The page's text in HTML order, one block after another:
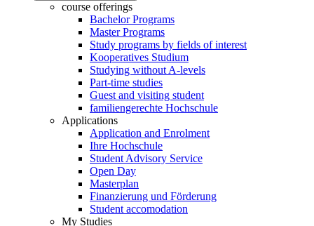
course offerings
Bachelor Programs
Master Programs
Study programs by fields of interest
Kooperatives Studium
Studying without A-levels
Part-time studies
Guest and visiting student
familiengerechte Hochschule
Applications
Application and Enrolment
Ihre Hochschule
Student Advisory Service
Open Day
Masterplan
Finanzierung und Förderung
Student accomodation
My Studies